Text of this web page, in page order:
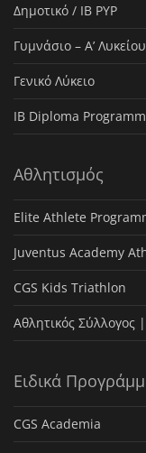
Δημοτικό / IB PYP
Γυμνάσιο – Α’
Γενικό Λύκειο
IB Diploma
Αθλητισμός
Elite Athlete
Juventus Academy
CGS Kids Triathlon
Αθλητικός Σύλλογος
Ειδικά
CGS Academia